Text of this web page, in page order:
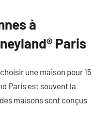
à
Paris
une maison pour 15
Paris est souvent la
maisons sont conçus